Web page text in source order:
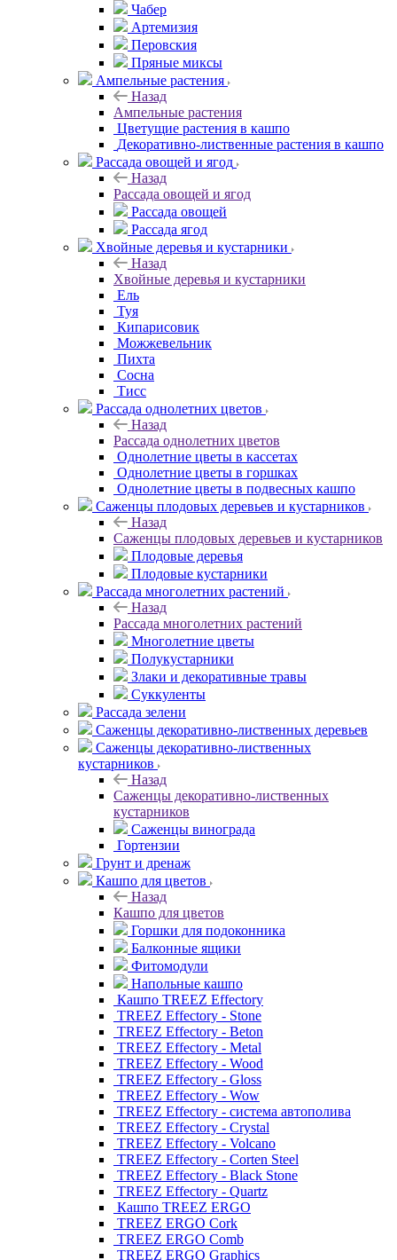
Чабер
Артемизия
Перовския
Пряные миксы
Ампельные растения
Назад
Ампельные растения
Цветущие растения в кашпо
Декоративно-лиственные растения в кашпо
Рассада овощей и ягод
Назад
Рассада овощей и ягод
Рассада овощей
Рассада ягод
Хвойные деревья и кустарники
Назад
Хвойные деревья и кустарники
Ель
Туя
Кипарисовик
Можжевельник
Пихта
Сосна
Тисc
Рассада однолетних цветов
Назад
Рассада однолетних цветов
Однолетние цветы в кассетах
Однолетние цветы в горшках
Однолетние цветы в подвесных кашпо
Саженцы плодовых деревьев и кустарников
Назад
Саженцы плодовых деревьев и кустарников
Плодовые деревья
Плодовые кустарники
Рассада многолетних растений
Назад
Рассада многолетних растений
Многолетние цветы
Полукустарники
Злаки и декоративные травы
Суккуленты
Рассада зелени
Саженцы декоративно-лиственных деревьев
Саженцы декоративно-лиственных
кустарников
Назад
Саженцы декоративно-лиственных
кустарников
Саженцы винограда
Гортензии
Грунт и дренаж
Кашпо для цветов
Назад
Кашпо для цветов
Горшки для подоконника
Балконные ящики
Фитомодули
Напольные кашпо
Кашпо TREEZ Effectory
TREEZ Effectory - Stone
TREEZ Effectory - Beton
TREEZ Effectory - Metal
TREEZ Effectory - Wood
TREEZ Effectory - Gloss
TREEZ Effectory - Wow
TREEZ Effectory - система автополива
TREEZ Effectory - Crystal
TREEZ Effectory - Volcano
TREEZ Effectory - Corten Steel
TREEZ Effectory - Black Stone
TREEZ Effectory - Quartz
Кашпо TREEZ ERGO
TREEZ ERGO Cork
TREEZ ERGO Comb
TREEZ ERGO Graphics